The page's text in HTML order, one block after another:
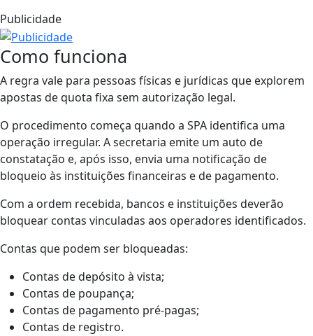
Publicidade
Como funciona
A regra vale para pessoas físicas e jurídicas que explorem
apostas de quota fixa sem autorização legal.
O procedimento começa quando a SPA identifica uma
operação irregular. A secretaria emite um auto de
constatação e, após isso, envia uma notificação de
bloqueio às instituições financeiras e de pagamento.
Com a ordem recebida, bancos e instituições deverão
bloquear contas vinculadas aos operadores identificados.
Contas que podem ser bloqueadas:
Contas de depósito à vista;
Contas de poupança;
Contas de pagamento pré-pagas;
Contas de registro.